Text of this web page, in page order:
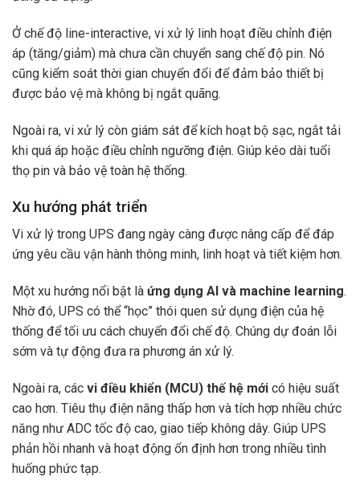
Ở chế độ line-interactive, vi xử lý linh hoạt điều chỉnh điện
áp (tăng/giảm) mà chưa cần chuyển sang chế độ pin. Nó
cũng kiểm soát thời gian chuyển đổi để đảm bảo thiết bị
được bảo vệ mà không bị ngắt quãng.
Ngoài ra, vi xử lý còn giám sát để kích hoạt bộ sạc, ngắt tải
khi quá áp hoặc điều chỉnh ngưỡng điện. Giúp kéo dài tuổi
thọ pin và bảo vệ toàn hệ thống.
Xu hướng phát triển
Vi xử lý trong UPS đang ngày càng được nâng cấp để đáp
ứng yêu cầu vận hành thông minh, linh hoạt và tiết kiệm hơn.
Một xu hướng nổi bật là ứng dụng AI và machine learning.
Nhờ đó, UPS có thể “học” thói quen sử dụng điện của hệ
thống để tối ưu cách chuyển đổi chế độ. Chúng dự đoán lỗi
sớm và tự động đưa ra phương án xử lý.
Ngoài ra, các vi điều khiển (MCU) thế hệ mới có hiệu suất
cao hơn. Tiêu thụ điện năng thấp hơn và tích hợp nhiều chức
năng như ADC tốc độ cao, giao tiếp không dây. Giúp UPS
phản hồi nhanh và hoạt động ổn định hơn trong nhiều tình
huống phức tạp.